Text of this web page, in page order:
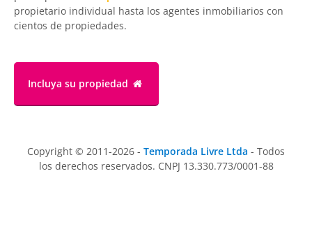
propietario individual hasta los agentes inmobiliarios con
cientos de propiedades.
Incluya su propiedad
Copyright © 2011-2026 - Temporada Livre Ltda - Todos
los derechos reservados. CNPJ 13.330.773/0001-88